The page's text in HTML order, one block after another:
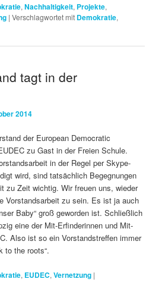
,Nachhaltigkeit, Projekte,
|Verschlagwortet mit Demokratie,
tagt in der
2014
der European Democratic
zu Gast in der Freien Schule.
in der Regel per Skype-
wird, sind tatsächlich Begegnungen
zu Zeit wichtig. Wir freuen uns, wieder
Vorstandsarbeit zu sein. Es ist ja auch
Baby“ groß geworden ist. Schließlich
eine der Mit-Erfinderinnen und Mit-
Also ist so ein Vorstandstreffen immer
to the roots“.
, EUDEC,Vernetzung |